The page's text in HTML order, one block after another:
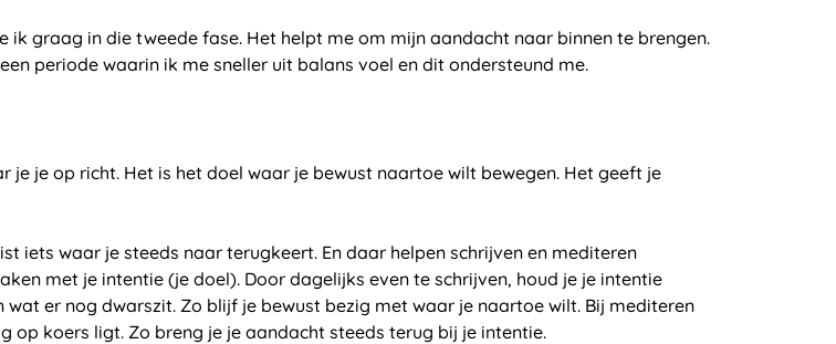
ik graag in die tweede fase. Het helpt me om mijn aandacht naar binnen te brengen.
periode waarin ik me sneller uit balans voel en dit ondersteund me.
je je op richt. Het is het doel waar je bewust naartoe wilt bewegen. Het geeft je
iets waar je steeds naar terugkeert. En daar helpen schrijven en mediteren
met je intentie (je doel). Door dagelijks even te schrijven, houd je je intentie
er nog dwarszit. Zo blijf je bewust bezig met waar je naartoe wilt. Bij mediteren
op koers ligt. Zo breng je je aandacht steeds terug bij je intentie.